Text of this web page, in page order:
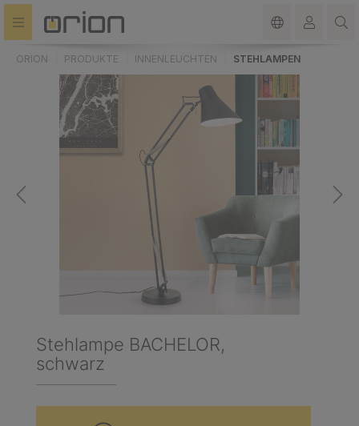
springen
ORION PRODUKTE INNENLEUCHTEN STEHLAMPEN
Stehlampe BACHELOR,
schwarz